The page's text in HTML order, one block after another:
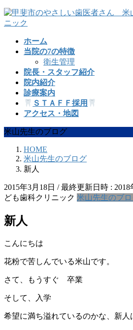
コ
ン
ナ
ビ
ホーム
当院の7の特徴
衛生管理
院長・スタッフ紹介
院内紹介
診療案内
ＳＴＡＦＦ採用
アクセス・地図
米山先生のブログ
HOME
米山先生のブログ
新人
2015年3月18日 / 最終更新日時 : 2018
ども歯科クリニック 米山先生のブ
新人
こんにちは
花粉で苦しんでいる米山です。
さて、もうすぐ 卒業
そして、入学
希望に満ち溢れているのかな、新人